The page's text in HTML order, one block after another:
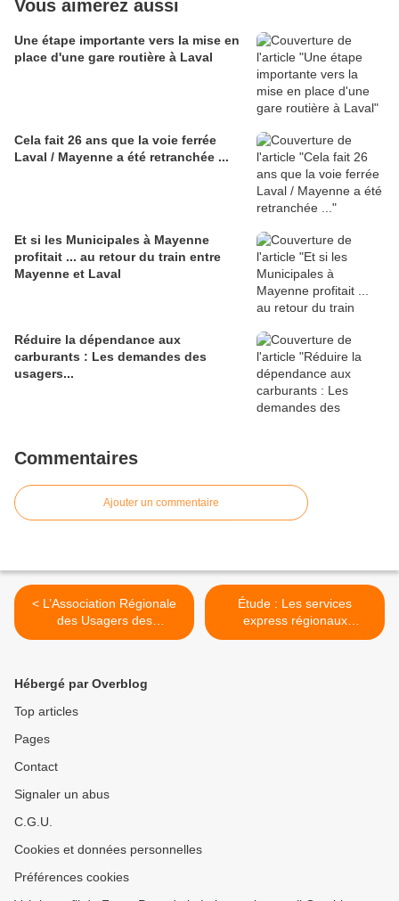
Vous aimerez aussi
Une étape importante vers la mise en
place d'une gare routière à Laval
Cela fait 26 ans que la voie ferrée
Laval / Mayenne a été retranchée ...
Et si les Municipales à Mayenne
profitait ... au retour du train entre
Mayenne et Laval
Réduire la dépendance aux
carburants : Les demandes des
usagers...
Commentaires
Ajouter un commentaire
< L’Association Régionale
des Usagers des
Transports sera présente
Étude : Les services
express régionaux
métropolitains, l'analyse de
Hébergé par Overblog
Top articles
Pages
Contact
Signaler un abus
C.G.U.
Cookies et données personnelles
Préférences cookies